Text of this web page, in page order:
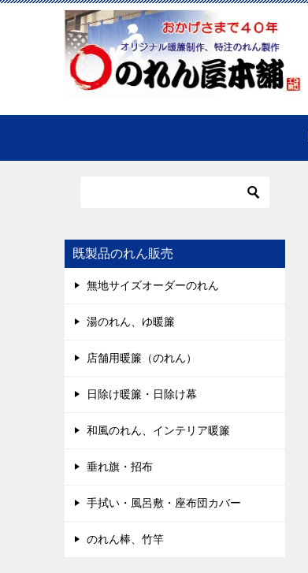
既製品のれん販売
無地サイズオーダーのれん
湯のれん、ゆ暖簾
店舗用暖簾（のれん）
日除け暖簾・日除け幕
和風のれん、インテリア暖簾
垂れ旗・招布
手拭い・風呂敷・座布団カバー
のれん棒、竹竿